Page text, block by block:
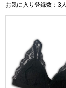
お気に入り登録数：3人